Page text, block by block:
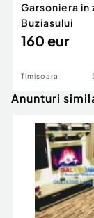
Garsoniera in
Buziasului
160 eur
Timisoara
Anunturi